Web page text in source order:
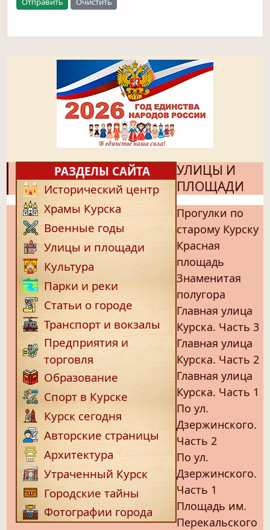
РАЗДЕЛЫ САЙТА
Исторический центр
Храмы Курска
Военные годы
Улицы и площади
Культура
Парки и реки
Статьи о городе
Транспорт и вокзалы
Предприятия и
торговля
Образование
Спорт в Курске
Курск сегодня
Авторские страницы
Архитектура
Утраченный Курск
Городские тайны
Фотографии города
УЛИЦЫ И
ПЛОЩАДИ
Прогулки по
старому Курску
Красная
площадь
Знаменитая
полугора
Главная улица
Курска. Часть 3
Главная улица
Курска. Часть 2
Главная улица
Курска. Часть 1
По ул.
Дзержинского.
Часть 2
По ул.
Дзержинского.
Часть 1
Площадь им.
Перекальского